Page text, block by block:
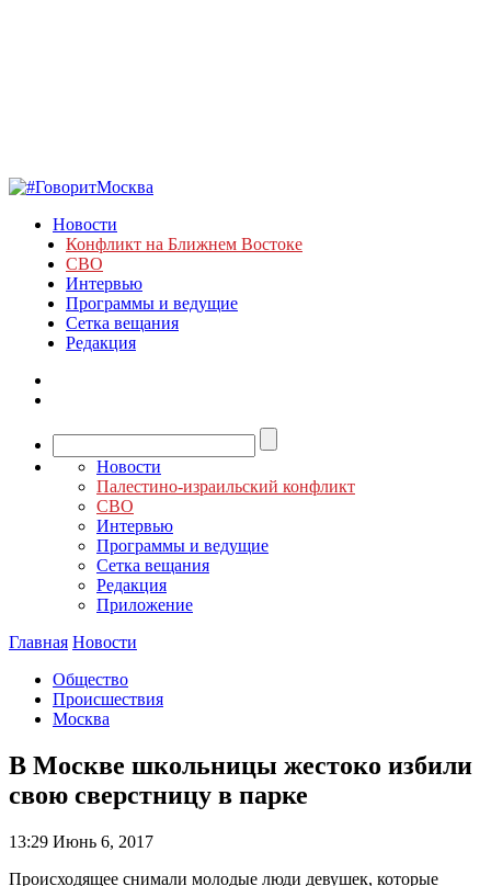
Новости
Конфликт на Ближнем Востоке
СВО
Интервью
Программы и ведущие
Сетка вещания
Редакция
Новости
Палестино-израильский конфликт
СВО
Интервью
Программы и ведущие
Сетка вещания
Редакция
Приложение
Главная Новости
Общество
Происшествия
Москва
В Москве школьницы жестоко избили
свою сверстницу в парке
13:29 Июнь 6, 2017
Происходящее снимали молодые люди девушек, которые